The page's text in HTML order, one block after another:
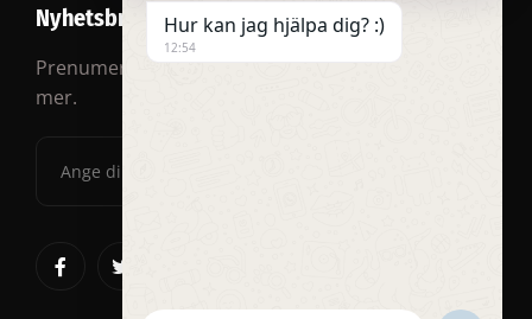
Nyhetsbrev
Prenumerera på vårt nyhetsbrev för rabatter och
mer.
Hur kan jag hjälpa dig? :)
12:54